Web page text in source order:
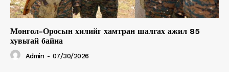
Монгол-Оросын хилийг хамтран шалгах ажил 85
хувьтай байна
Admin - 07/30/2026